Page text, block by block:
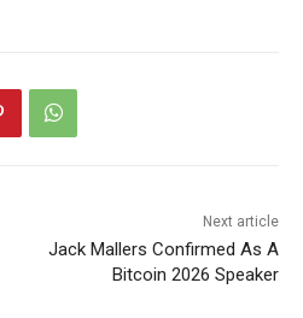
Next article
Jack Mallers Confirmed As A
Bitcoin 2026 Speaker